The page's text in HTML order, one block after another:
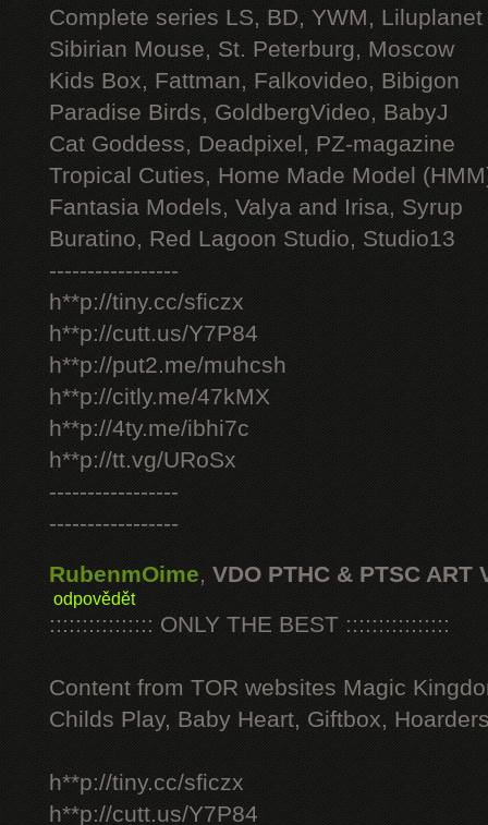
Complete series LS, BD, YWM, Liluplanet
Sibirian Mouse, St. Peterburg, Moscow
Kids Box, Fattman, Falkovideo, Bibigon
Paradise Birds, GoldbergVideo, BabyJ
Cat Goddess, Deadpixel, PZ-magazine
Tropical Cuties, Home Made Model
Fantasia Models, Valya and Irisa, Syrup
Buratino, Red Lagoon Studio, Studio13
-----------------
h**p://tiny.cc/sficzx
h**p://cutt.us/Y7P84
h**p://put2.me/muhcsh
h**p://citly.me/47kMX
h**p://4ty.me/ibhi7c
h**p://tt.vg/URoSx
-----------------
-----------------
RubenmOime, VDO PTHC & PTSC ART
odpovědět
:::::::::::::::: ONLY THE BEST ::::::::::::::::
Content from TOR websites Magic
Childs Play, Baby Heart, Giftbox,
h**p://tiny.cc/sficzx
h**p://cutt.us/Y7P84